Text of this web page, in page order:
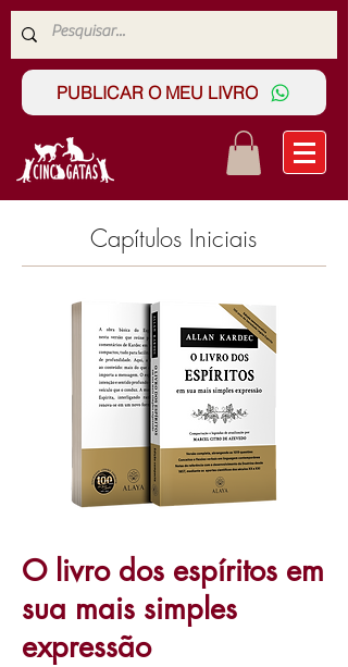
PUBLICAR O MEU LIVRO
Capítulos Iniciais
O livro dos espíritos em
sua mais simples
expressão